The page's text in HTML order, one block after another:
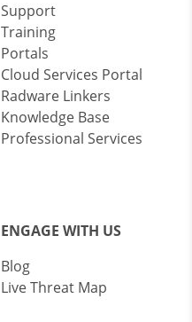
Support
Training
Portals
Cloud Services Portal
Radware Linkers
Knowledge Base
Professional Services
ENGAGE WITH US
Blog
Live Threat Map